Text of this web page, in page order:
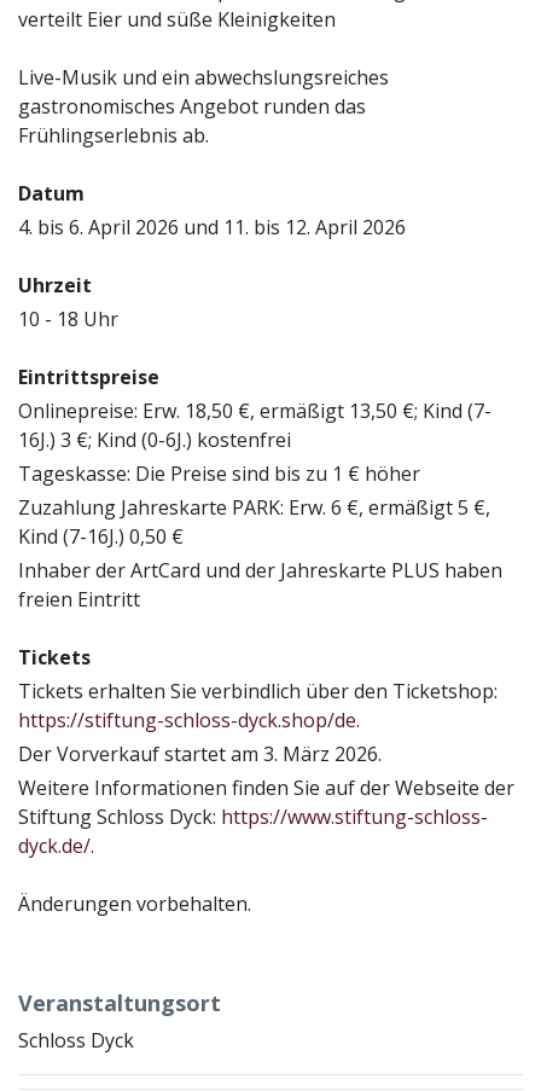
verteilt Eier und süße Kleinigkeiten
Live-Musik und ein abwechslungsreiches
gastronomisches Angebot runden das
Frühlingserlebnis ab.
Datum
4. bis 6. April 2026 und 11. bis 12. April 2026
Uhrzeit
10 - 18 Uhr
Eintrittspreise
Onlinepreise: Erw. 18,50 €, ermäßigt 13,50 €; Kind (7-
16J.) 3 €; Kind (0-6J.) kostenfrei
Tageskasse: Die Preise sind bis zu 1 € höher
Zuzahlung Jahreskarte PARK: Erw. 6 €, ermäßigt 5 €,
Kind (7-16J.) 0,50 €
Inhaber der ArtCard und der Jahreskarte PLUS haben
freien Eintritt
Tickets
Tickets erhalten Sie verbindlich über den Ticketshop:
https://stiftung-schloss-dyck.shop/de.
Der Vorverkauf startet am 3. März 2026.
Weitere Informationen finden Sie auf der Webseite der
Stiftung Schloss Dyck: https://www.stiftung-schloss-
dyck.de/.
Änderungen vorbehalten.
Veranstaltungsort
Schloss Dyck